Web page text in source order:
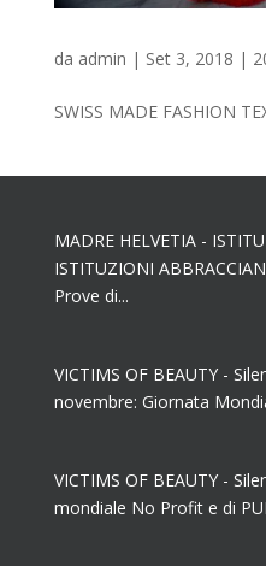
da admin | Set 3, 2018 |
SWISS MADE FASHION
MADRE HELVETIA -
ISTITUZIONI
Prove di...
VICTIMS OF BEAUTY -
novembre: Giornata
VICTIMS OF BEAUTY -
mondiale No Profit e di